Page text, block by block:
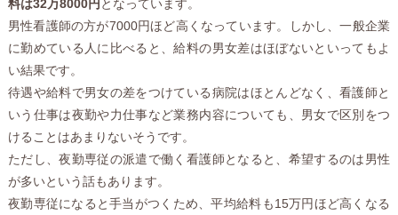
料は32万8000円 となっています。
男性看護師の方が7000円ほど高くなっています。しかし、一般企業
に勤めている人に比べると、給料の男女差はほぼないといってもよ
い結果です。
待遇や給料で男女の差をつけている病院はほとんどなく、看護師と
いう仕事は夜勤や力仕事など業務内容についても、男女で区別をつ
けることはあまりないそうです。
ただし、夜勤専従の派遣で働く看護師となると、希望するのは男性
が多いという話もあります。
夜勤専従になると手当がつくため、平均給料も15万円ほど高くなる